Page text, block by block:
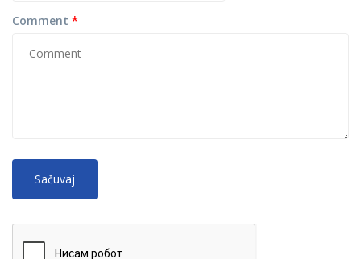
Comment *
No
HTML
Web page addresses and e-mail addresses turn into links
Lines and paragraphs break automatically.